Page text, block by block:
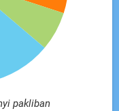
pakliban